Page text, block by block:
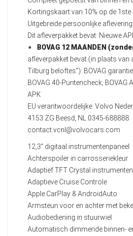
Kortingskaart van 10% op de
Uitgebreide persoonlijke aflevering
Dit afleverpakket bevat: Nieuwe
BOVAG 12 MAANDEN
afleverpakket bevat (in plaats van
Tilburg beloftes"): BOVAG
BOVAG 40-Puntencheck; BOVAG
APK
EU verantwoordelijke: Volvo
4153 ZG Beesd, NL 0345-688888
contact.vcnl@volvocars.com
12,3" digitaal instrumentenpaneel
Achterspoiler in carrosseriekleur
Adaptief TFT Crystal
Adaptieve Cruise Controle
Apple CarPlay & AndroidAuto
Armsteun voor en achter met
Audiobediening in stuurwiel
Automatisch dimmende binnen-